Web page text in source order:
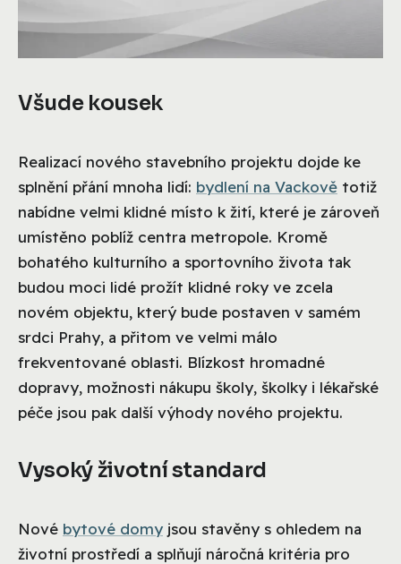
Všude kousek
Realizací nového stavebního projektu dojde ke
splnění přání mnoha lidí: bydlení na Vackově totiž
nabídne velmi klidné místo k žití, které je zároveň
umístěno poblíž centra metropole. Kromě
bohatého kulturního a sportovního života tak
budou moci lidé prožít klidné roky ve zcela
novém objektu, který bude postaven v samém
srdci Prahy, a přitom ve velmi málo
frekventované oblasti. Blízkost hromadné
dopravy, možnosti nákupu školy, školky i lékařské
péče jsou pak další výhody nového projektu.
Vysoký životní standard
Nové bytové domy jsou stavěny s ohledem na
životní prostředí a splňují náročná kritéria pro